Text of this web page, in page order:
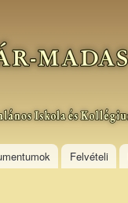
Felvételi